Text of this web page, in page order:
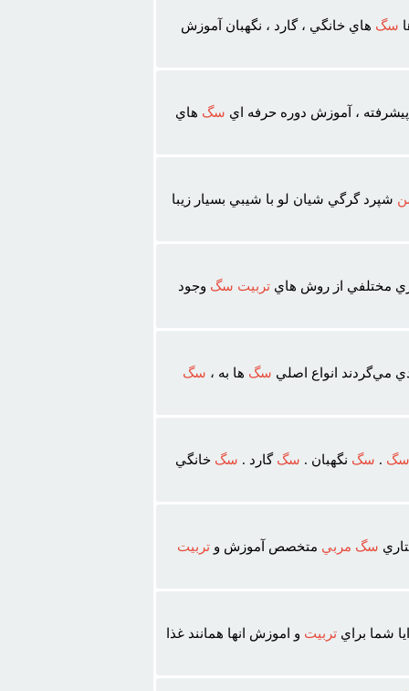
سگ هاي خانگي ، گارد ، نگهبان آموزش
، آموزش دوره حرفه اي سگ هاي
شپرد گرگي شيان لو با شيبي بسيار زيبا
مختلفي از روش هايتربيت سگ وجود
مي‌گردند انواع اصلي سگ ‌ها به ، سگ
سگ . سگ نگهبان . سگ گارد . سگ خانگي
سگ مربي متخصص آموزش وتربيت
شما براي تربيت و اموزش انها همانند غذا